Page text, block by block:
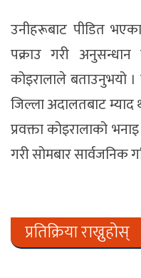
उनीहरूबाट पीडित
पक्राउ गरी अनुसन्धान
कोइरालाले बताउनुभयो
जिल्ला अदालतबाट
प्रवक्ता कोइरालाको
गरी सोमबार सार्वजनिक
प्रतिक्रिया राख्नुहोस्